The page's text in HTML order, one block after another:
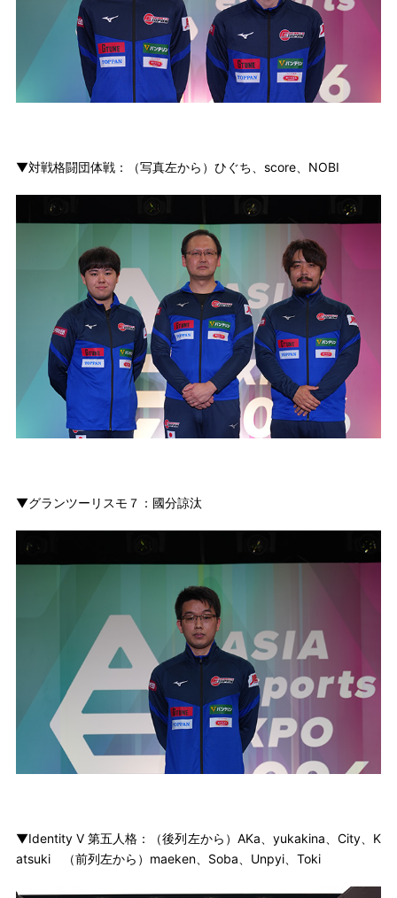
▼対戦格闘団体戦：（写真左から）ひぐち、score、NOBI
▼グランツーリスモ７：國分諒汰
▼Identity V 第五人格：（後列左から）AKa、yukakina、City、K
atsuki （前列左から）maeken、Soba、Unpyi、Toki